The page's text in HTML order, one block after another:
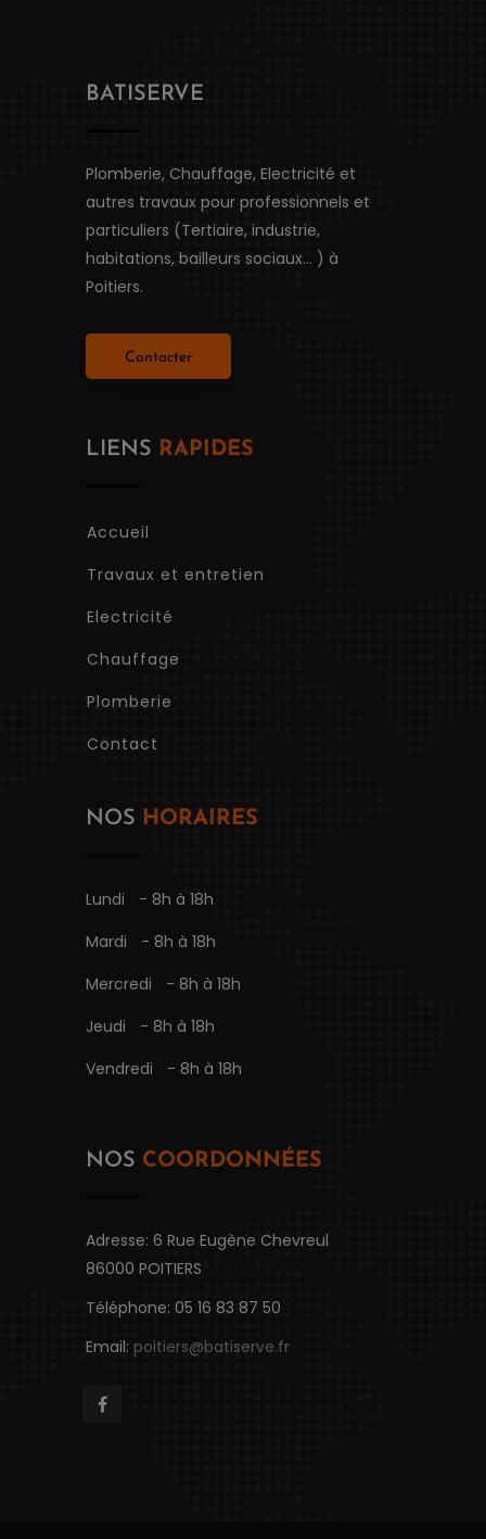
BATISERVE
Plomberie, Chauffage, Electricité et
autres travaux pour professionnels et
particuliers (Tertiaire, industrie,
habitations, bailleurs sociaux... ) à
Poitiers.
Contacter
LIENS RAPIDES
Accueil
Travaux et entretien
Electricité
Chauffage
Plomberie
Contact
NOS HORAIRES
Lundi
- 8h à 18h
Mardi
- 8h à 18h
Mercredi
- 8h à 18h
Jeudi
- 8h à 18h
Vendredi
- 8h à 18h
NOS COORDONNÉES
Adresse: 6 Rue Eugène Chevreul
86000 POITIERS
Téléphone: 05 16 83 87 50
Email: poitiers@batiserve.fr